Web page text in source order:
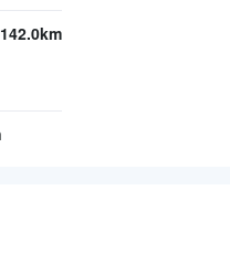
142.0km